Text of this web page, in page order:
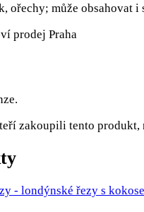
ořechy; může obsahovat
prodej Praha
zakoupili tento produkt,